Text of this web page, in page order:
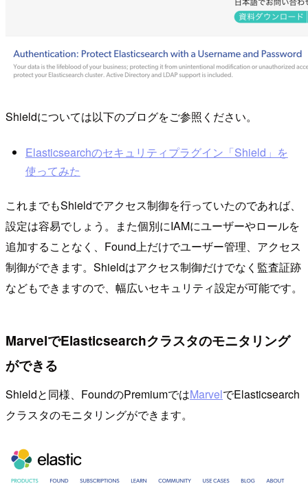
Shieldについては以下のブログをご参照ください。
Elasticsearchのセキュリティプラグイン「Shield」を
使ってみた
これまでもShieldでアクセス制御を行っていたのであれば、
設定は容易でしょう。また個別にIAMにユーザーやロールを
追加することなく、Found上だけでユーザー管理、アクセス
制御ができます。Shieldはアクセス制御だけでなく監査証跡
などもできますので、幅広いセキュリティ設定が可能です。
MarvelでElasticsearchクラスタのモニタリング
ができる
Shieldと同様、FoundのPremiumではMarvelでElasticsearch
クラスタのモニタリングができます。